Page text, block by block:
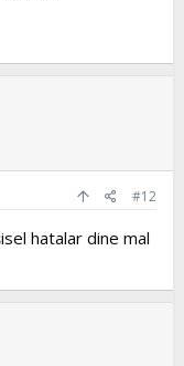
#12
hatalar dine mal